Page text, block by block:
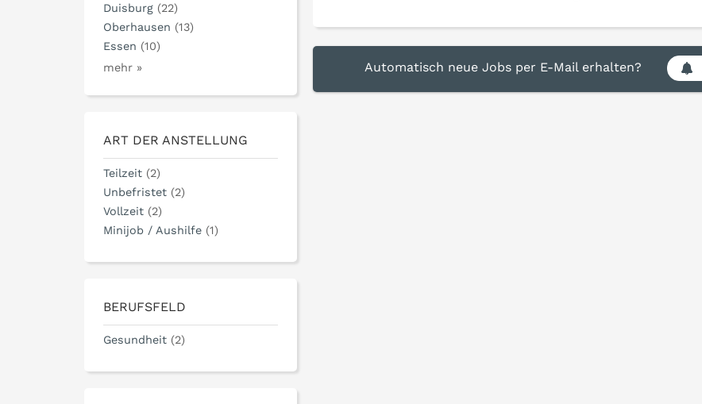
Automatisch neue Jobs per E-Mail erhalten?
Duisburg (22)
Oberhausen (13)
Essen (10)
mehr »
ART DER ANSTELLUNG
Teilzeit (2)
Unbefristet (2)
Vollzeit (2)
Minijob / Aushilfe (1)
BERUFSFELD
Gesundheit (2)